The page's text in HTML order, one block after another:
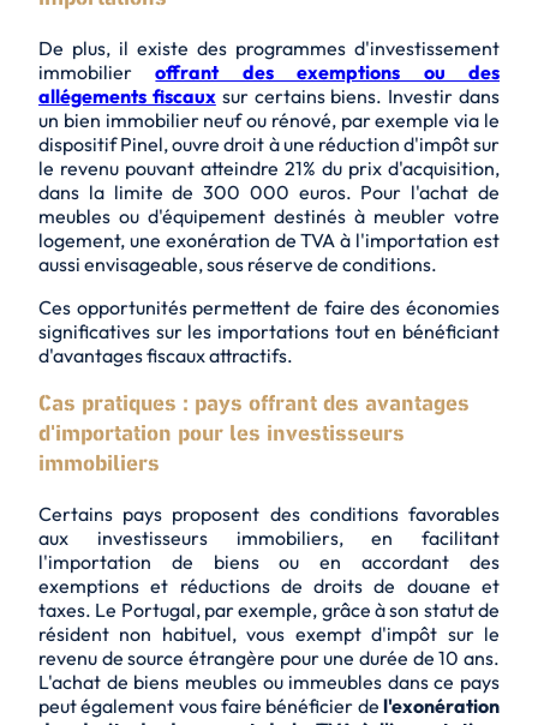
De plus, il existe des programmes d'investissement
immobilieroffrant des exemptions ou des
allégements fiscauxsur certains biens. Investir dans
un bien immobilier neuf ou rénové, par exemple via le
dispositif Pinel, ouvre droit à une réduction d'impôt sur
le revenu pouvant atteindre 21% du prix d'acquisition,
dans la limite de 300 000 euros. Pour l'achat de
meubles ou d'équipement destinés à meubler votre
logement, une exonération de TVA à l'importation est
aussi envisageable, sous réserve de conditions.
Ces opportunités permettent de faire des économies
significatives sur les importations tout en bénéficiant
d'avantages fiscaux attractifs.
Cas pratiques : pays offrant des avantages
d'importation pour les investisseurs
immobiliers
Certains pays proposent des conditions favorables
aux investisseurs immobiliers, en facilitant
l'importation de biens ou en accordant des
exemptions et réductions de droits de douane et
taxes. Le Portugal, par exemple, grâce à son statut de
résident non habituel, vous exempt d'impôt sur le
revenu de source étrangère pour une durée de 10 ans.
L'achat de biens meubles ou immeubles dans ce pays
peut également vous faire bénéficier de l'exonération